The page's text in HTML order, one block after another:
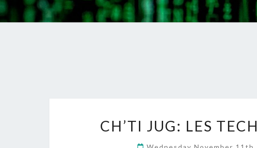
CH’TI JUG: LES